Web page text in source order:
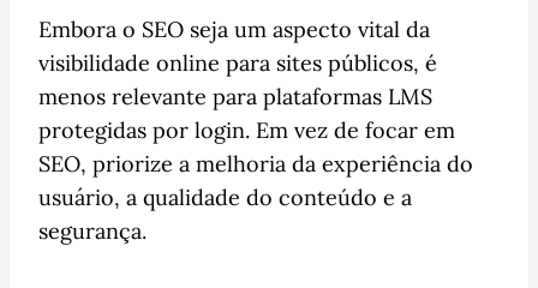
Embora o SEO seja um aspecto vital da
visibilidade online para sites públicos, é
menos relevante para plataformas LMS
protegidas por login. Em vez de focar em
SEO, priorize a melhoria da experiência do
usuário, a qualidade do conteúdo e a
segurança.